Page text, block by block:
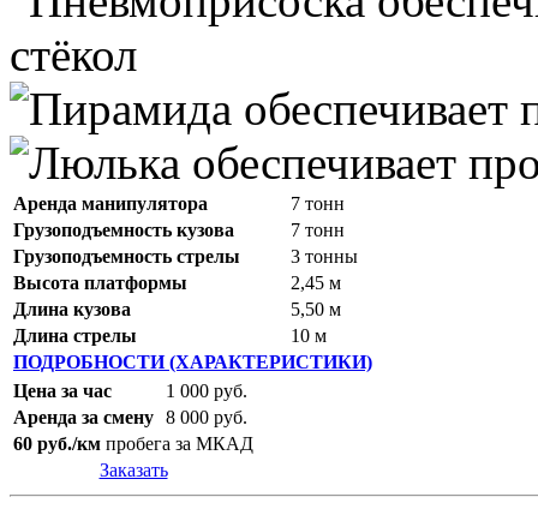
Аренда манипулятора
7 тонн
Грузоподъемность кузова
7 тонн
Грузоподъемность стрелы
3 тонны
Высота платформы
2,45 м
Длина кузова
5,50 м
Длина стрелы
10 м
ПОДРОБНОСТИ (ХАРАКТЕРИСТИКИ)
Цена за час
1 000 руб.
Аренда за смену 8 000 руб.
60 руб./км пробега за МКАД
Заказать